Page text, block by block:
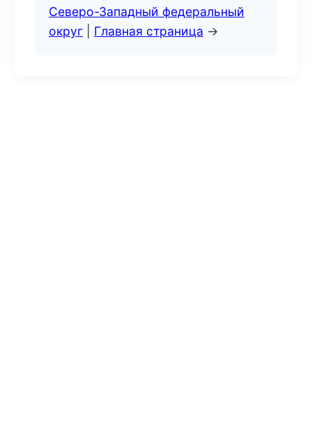
Северо-Западный федеральный
округ
Главная страница →